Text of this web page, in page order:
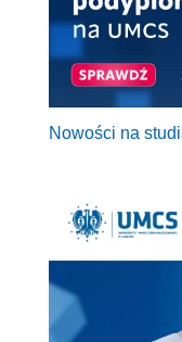
Nowości na